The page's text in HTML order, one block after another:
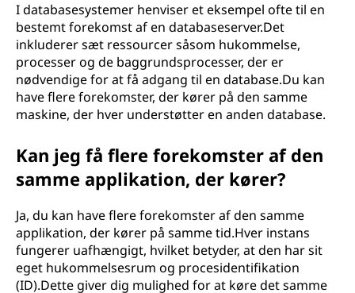
I databasesystemer henviser et eksempel ofte til en
bestemt forekomst af en databaseserver.Det
inkluderer sæt ressourcer såsom hukommelse,
processer og de baggrundsprocesser, der er
nødvendige for at få adgang til en database.Du kan
have flere forekomster, der kører på den samme
maskine, der hver understøtter en anden database.
Kan jeg få flere forekomster af den
samme applikation, der kører?
Ja, du kan have flere forekomster af den samme
applikation, der kører på samme tid.Hver instans
fungerer uafhængigt, hvilket betyder, at den har sit
eget hukommelsesrum og procesidentifikation
(ID).Dette giver dig mulighed for at køre det samme